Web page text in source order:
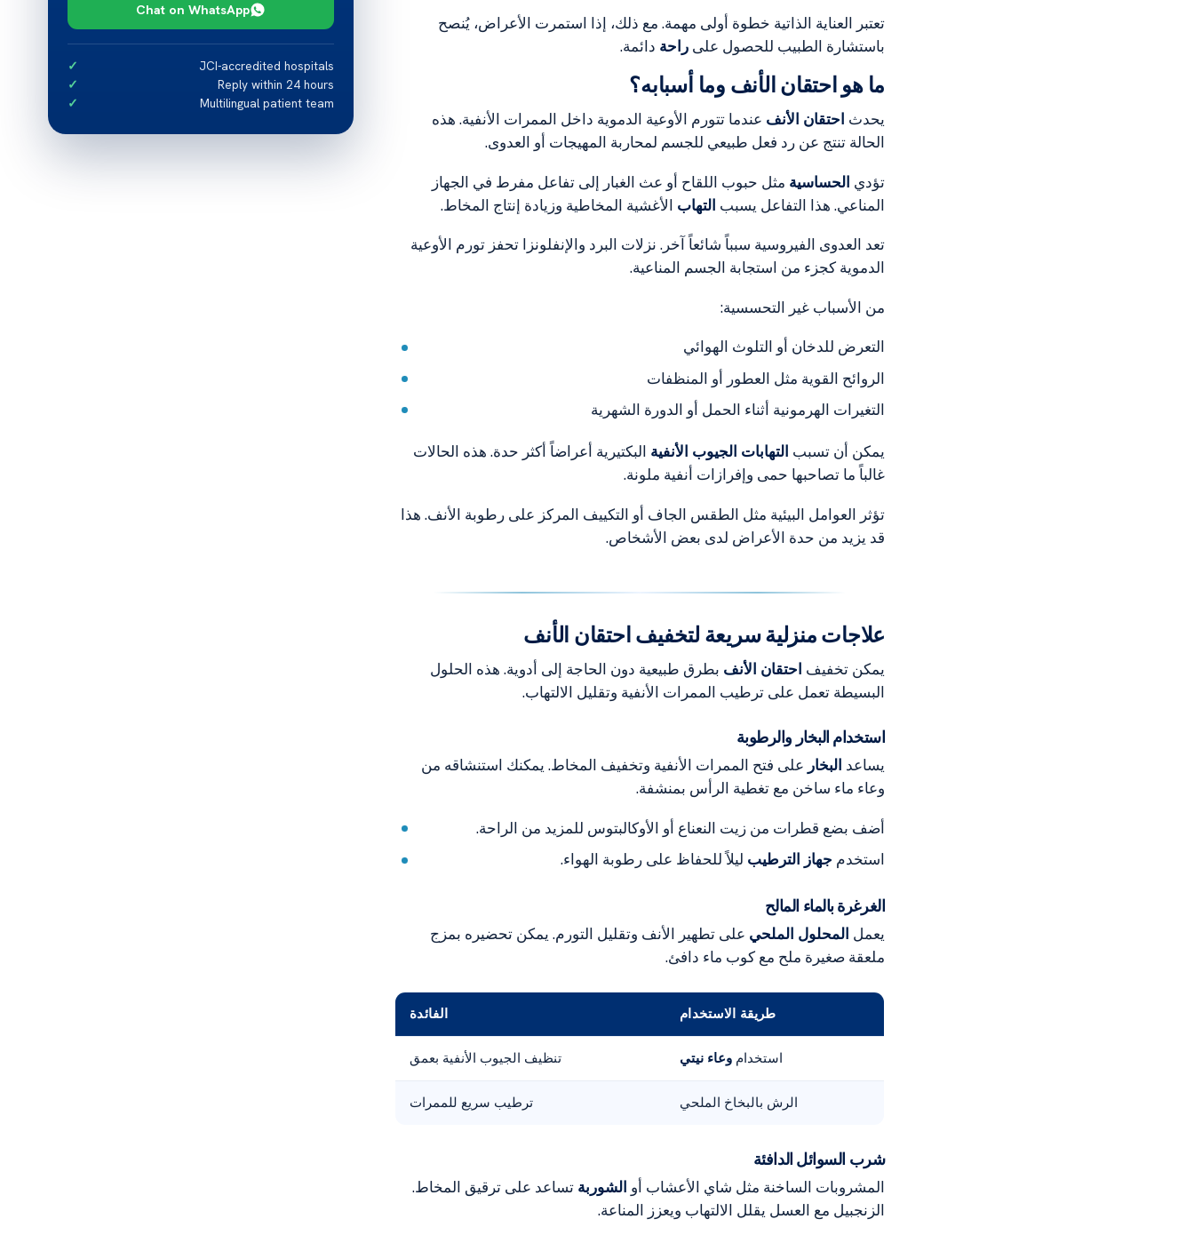
تعتبر العناية الذاتية خطوة أولى مهمة. مع ذلك، إذا استمرت الأعراض، يُنصح
باستشارة الطبيب للحصول على راحة دائمة.
ما هو احتقان الأنف وما أسبابه؟
يحدث احتقان الأنف عندما تتورم الأوعية الدموية داخل الممرات الأنفية. هذه
الحالة تنتج عن رد فعل طبيعي للجسم لمحاربة المهيجات أو العدوى.
تؤدي الحساسية مثل حبوب اللقاح أو عث الغبار إلى تفاعل مفرط في الجهاز
المناعي. هذا التفاعل يسبب التهاب الأغشية المخاطية وزيادة إنتاج المخاط.
تعد العدوى الفيروسية سبباً شائعاً آخر. نزلات البرد والإنفلونزا تحفز تورم الأوعية
الدموية كجزء من استجابة الجسم المناعية.
من الأسباب غير التحسسية:
التعرض للدخان أو التلوث الهوائي
الروائح القوية مثل العطور أو المنظفات
التغيرات الهرمونية أثناء الحمل أو الدورة الشهرية
يمكن أن تسبب التهابات الجيوب الأنفية البكتيرية أعراضاً أكثر حدة. هذه الحالات
غالباً ما تصاحبها حمى وإفرازات أنفية ملونة.
تؤثر العوامل البيئية مثل الطقس الجاف أو التكييف المركز على رطوبة الأنف. هذا
قد يزيد من حدة الأعراض لدى بعض الأشخاص.
علاجات منزلية سريعة لتخفيف احتقان الأنف
يمكن تخفيف احتقان الأنف بطرق طبيعية دون الحاجة إلى أدوية. هذه الحلول
البسيطة تعمل على ترطيب الممرات الأنفية وتقليل الالتهاب.
استخدام البخار والرطوبة
يساعد البخار على فتح الممرات الأنفية وتخفيف المخاط. يمكنك استنشاقه من
وعاء ماء ساخن مع تغطية الرأس بمنشفة.
أضف بضع قطرات من زيت النعناع أو الأوكالبتوس للمزيد من الراحة.
استخدم جهاز الترطيب ليلاً للحفاظ على رطوبة الهواء.
الغرغرة بالماء المالح
يعمل المحلول الملحي على تطهير الأنف وتقليل التورم. يمكن تحضيره بمزج
ملعقة صغيرة ملح مع كوب ماء دافئ.
طريقة الاستخدام الفائدة
استخدام وعاء نيتي تنظيف الجيوب الأنفية بعمق
الرش بالبخاخ الملحي ترطيب سريع للممرات
شرب السوائل الدافئة
المشروبات الساخنة مثل شاي الأعشاب أو الشوربة تساعد على ترقيق المخاط.
الزنجبيل مع العسل يقلل الالتهاب ويعزز المناعة.
Chat on WhatsApp
JCI-accredited hospitals
Reply within 24 hours
Multilingual patient team